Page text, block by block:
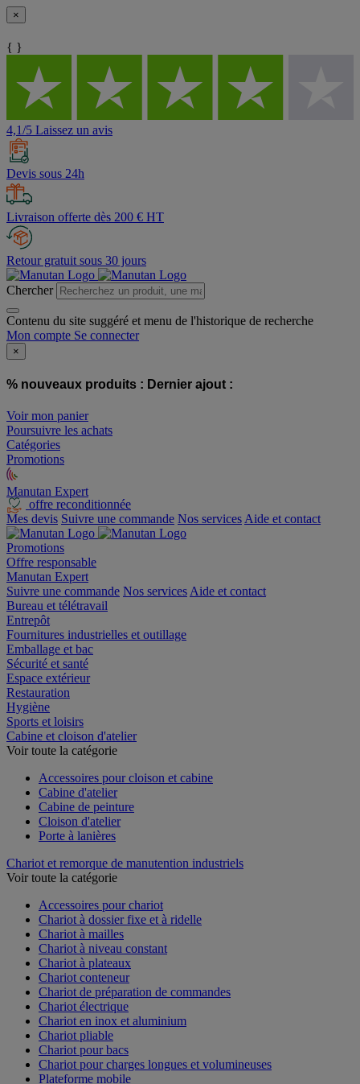
×
{ }
4,1/5 Laissez un avis
Devis sous 24h
Livraison offerte dès 200 € HT
Retour gratuit sous 30 jours
Chercher
Contenu du site suggéré et menu de l'historique de recherche
Mon compte Se connecter
×
% nouveaux produits : Dernier ajout :
Voir mon panier
Poursuivre les achats
Catégories
Promotions
Manutan Expert
offre reconditionnée
Mes devis Suivre une commande Nos services Aide et contact
Promotions
Offre responsable
Manutan Expert
Suivre une commande Nos services Aide et contact
Bureau et télétravail
Entrepôt
Fournitures industrielles et outillage
Emballage et bac
Sécurité et santé
Espace extérieur
Restauration
Hygiène
Sports et loisirs
Cabine et cloison d'atelier
Voir toute la catégorie
Accessoires pour cloison et cabine
Cabine d'atelier
Cabine de peinture
Cloison d'atelier
Porte à lanières
Chariot et remorque de manutention industriels
Voir toute la catégorie
Accessoires pour chariot
Chariot à dossier fixe et à ridelle
Chariot à mailles
Chariot à niveau constant
Chariot à plateaux
Chariot conteneur
Chariot de préparation de commandes
Chariot électrique
Chariot en inox et aluminium
Chariot pliable
Chariot pour bacs
Chariot pour charges longues et volumineuses
Plateforme mobile